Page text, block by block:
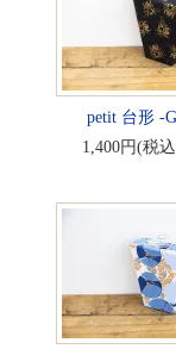
petit 台形 -
1,400円(税